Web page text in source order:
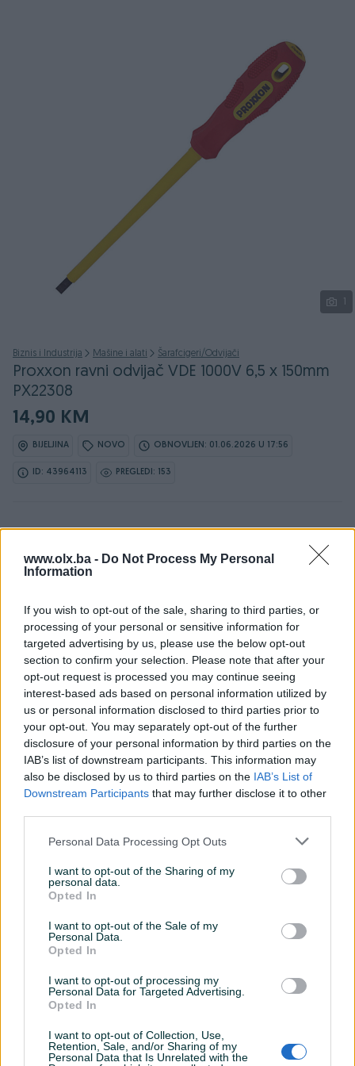
www.olx.ba - Do Not Process My Personal
Information
If you wish to opt-out of the sale, sharing to third parties, or
processing of your personal or sensitive information for
targeted advertising by us, please use the below opt-out
section to confirm your selection. Please note that after your
opt-out request is processed you may continue seeing
interest-based ads based on personal information utilized by
us or personal information disclosed to third parties prior to
your opt-out. You may separately opt-out of the further
disclosure of your personal information by third parties on the
IAB’s list of downstream participants. This information may
also be disclosed by us to third parties on the IAB’s List of
Downstream Participants that may further disclose it to other
Personal Data Processing Opt Outs
I want to opt-out of the Sharing of my
personal data.
Opted In
I want to opt-out of the Sale of my
Personal Data.
Opted In
I want to opt-out of processing my
Personal Data for Targeted Advertising.
Opted In
I want to opt-out of Collection, Use,
Retention, Sale, and/or Sharing of my
Personal Data that Is Unrelated with the
Biznis i Industrija Mašine i alati Šarafcigeri/Odvijači
Proxxon ravni odvijač VDE 1000V 6,5 x 150mm
PX22308
14,90 KM
BIJELJINA NOVO OBNOVLJEN: 01.06.2026 U 17:56
ID: 43964113 PREGLEDI: 153
Detaljne informacija o artiklu pogledajte na našem web
shopu -KLIK OVDJE
Ovlašteni PROXXON distributer www.masineialati.ba
Proxxon ravni odvijač VDE 1000V 6,5 x 150mm PX22308
Izolovani FLEX-DOT odvijači prema VDE-Standardu Izolovani
VDE odvijači za siguran rad na dijelovima pod naponom do
1.000 V izmjenične struje Zaštitna izolacija na odvijaču,
pojedinačno ispitana, daje maksimalnu sigurnost
komforan kontinuirani rad bez napora Izvrstan prihvat drške
sa sigurnim i brzim ponovnim prihvatom pri okretanju vijaka
Objedinjuje velike sile momenta i pritiska sa uravnoteženim
odvijaču kako bi se odvijač mogao odložiti na nosač Drška
je izrađena od specijalne gume koja nije ljepljiva i otporna
označavanja na mat kromiranim osovinama od krom-silicij-
mangan-molibden specijalne legure čelika Utor za prste
crnom bojom, obrađen je za odličan prihvat vijaka Obrađen
protiv proklizavanja
Prikaži više
masineialati
Prosječno vrijeme odgovora 11 minuta
Prijavite se ili kreirajte račun na PIK-u da kontaktirate